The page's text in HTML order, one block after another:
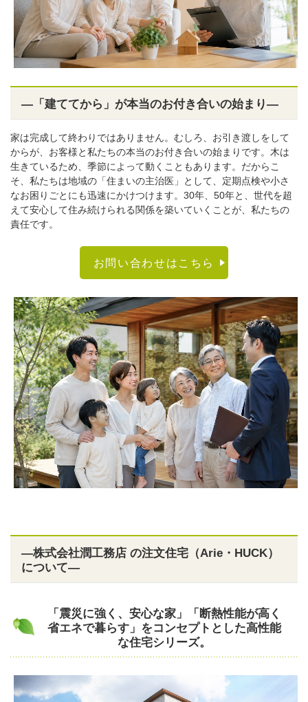
―「建ててから」が本当のお付き合いの始まり―
家は完成して終わりではありません。むしろ、お引き渡しをして
からが、お客様と私たちの本当のお付き合いの始まりです。木は
生きているため、季節によって動くこともあります。だからこ
そ、私たちは地域の「住まいの主治医」として、定期点検や小さ
なお困りごとにも迅速にかけつけます。30年、50年と、世代を超
えて安心して住み続けられる関係を築いていくことが、私たちの
責任です。
お問い合わせはこちら
―株式会社潤工務店 の注文住宅（Arie・HUCK）
について―
「震災に強く、安⼼な家」「断熱性能が⾼く
省エネで暮らす」をコンセプトとした高性能
な住宅シリーズ。